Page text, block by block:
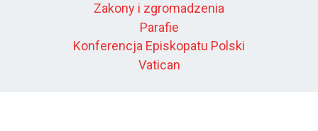
Zakony i zgromadzenia
Parafie
Konferencja Episkopatu Polski
Vatican